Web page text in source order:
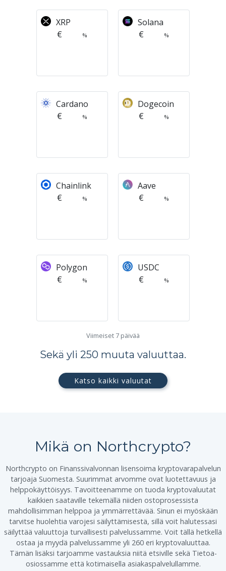
XRP
€
%
Solana
€
%
Cardano
€
%
Dogecoin
€
%
Chainlink
€
%
Aave
€
%
Polygon
€
%
USDC
€
%
Viimeiset 7 päivää
Sekä yli 250 muuta valuuttaa.
Katso kaikki valuutat
Mikä on Northcrypto?
Northcrypto on Finanssivalvonnan lisensoima kryptovarapalvelun
tarjoaja Suomesta. Suurimmat arvomme ovat luotettavuus ja
helppokäyttöisyys. Tavoitteenamme on tuoda kryptovaluutat
kaikkien saataville tekemällä niiden ostoprosessista
mahdollisimman helppoa ja ymmärrettävää. Sinun ei myöskään
tarvitse huolehtia varojesi säilyttämisestä, sillä voit halutessasi
säilyttää valuuttoja turvallisesti palvelussamme. Voit tällä hetkellä
ostaa ja myydä palvelussamme yli 260 eri kryptovaluuttaa.
Tämän lisäksi tarjoamme vastauksia niitä etsiville sekä Tietoa-
osiossamme että kotimaisella asiakaspalvelullamme.